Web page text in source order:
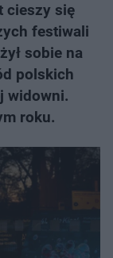
cieszy się
festiwali
sobie na
polskich
widowni.
roku.